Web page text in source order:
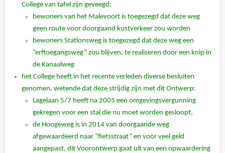
College van tafel zijn geveegd:
bewoners van het Malevoort is toegezegd dat deze weg
geen route voor doorgaand kustverkeer zou worden
bewoners Stationsweg is toegezegd dat deze weg een
“erftoegangsweg” zou blijven, te realiseren door een knip in
de Kanaalweg
het College heeft in het recente verleden diverse besluiten
genomen, wetende dat deze strijdig zijn met dit Ontwerp:
Lagelaan 5/7 heeft na 2005 een omgevingsvergunning
gekregen voor een stal die nu moet worden gesloopt,
de Hoogeweg is in 2014 van doorgaande weg
afgewaardeerd naar “fietsstraat” en voor veel geld
aangepast, dit Voorontwerp gaat uit van een opwaardering